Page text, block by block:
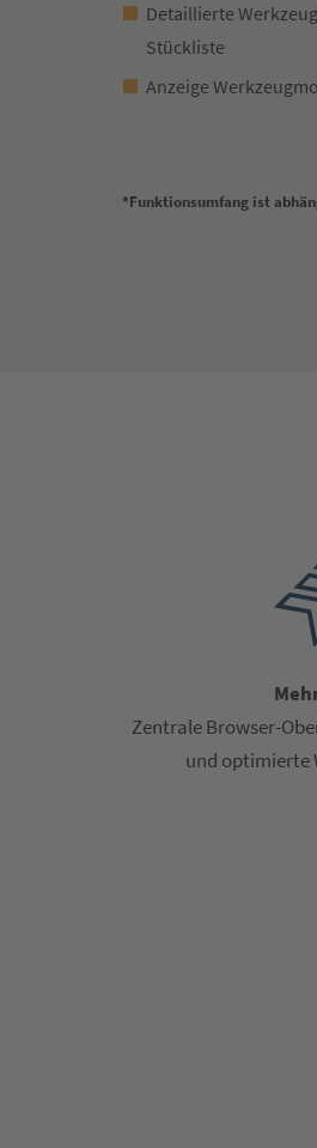
Detaillierte
Stückliste
Anzeige
*Funktionsumfang ist
Zentrale Browser-
und optimierte